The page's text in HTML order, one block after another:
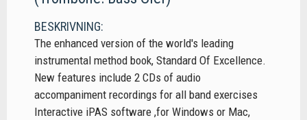
BESKRIVNING:
The enhanced version of the world's leading
instrumental method book, Standard Of Excellence.
New features include 2 CDs of audio
accompaniment recordings for all band exercises
Interactive iPAS software ,for Windows or Mac,